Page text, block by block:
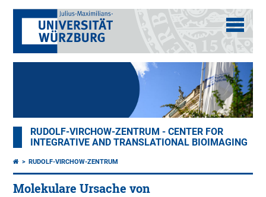
RUDOLF-VIRCHOW-ZENTRUM - CENTER FOR
INTEGRATIVE AND TRANSLATIONAL BIOIMAGING
RUDOLF-VIRCHOW-ZENTRUM
Molekulare Ursache von